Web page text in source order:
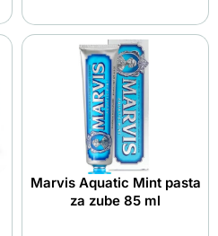
Marvis Aquatic Mint pasta
za zube 85 ml